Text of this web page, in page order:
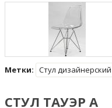
Метки: Стул дизайнерский
СТУЛ ТАУЭР А